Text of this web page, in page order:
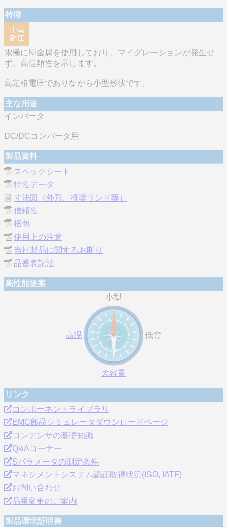
特徴
電極にNi金属を使用しており、マイグレーションが発生せ
ず、高信頼性を示します。
高定格電圧でありながら小型形状です。
主な用途
インバータ
DC/DCコンバータ用
製品資料
スペックシート
特性データ
寸法図（外形、推奨ランド等）
信頼性
梱包
使用上の注意
当社製品に関するお断り
品番表記法
高性能提案
小型
高温 低背
大容量
リンク
コンポーネントライブラリ
EMC部品シミュレータダウンロードページ
コンデンサの基礎知識
Q&Aコーナー
Sパラメータの測定条件
マネジメントシステム認証取得状況(ISO, IATF)
お問い合わせ
品番変更のご案内
製品環境証明書